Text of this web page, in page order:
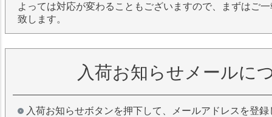
よっては対応が変わることもございますので、まずはご
致します。
入荷お知らせメールに
入荷お知らせボタンを押下して、メールアドレスを登